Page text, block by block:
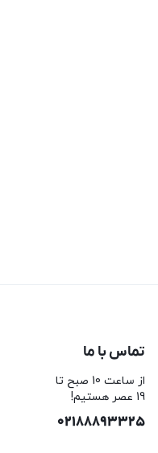
تماس با ما
از ساعت 10 صبح تا
19 عصر هستیم!
02188893325